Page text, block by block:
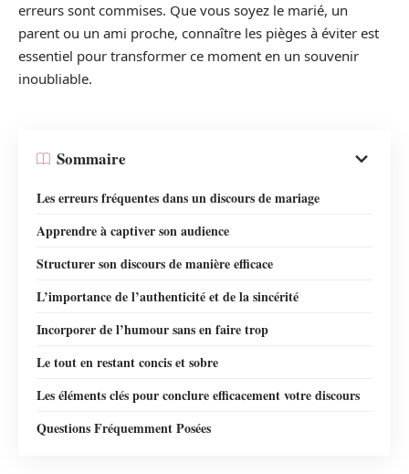
erreurs sont commises. Que vous soyez le marié, un
parent ou un ami proche, connaître les pièges à éviter est
essentiel pour transformer ce moment en un souvenir
inoubliable.
Sommaire
Les erreurs fréquentes dans un discours de mariage
Apprendre à captiver son audience
Structurer son discours de manière efficace
L’importance de l’authenticité et de la sincérité
Incorporer de l’humour sans en faire trop
Le tout en restant concis et sobre
Les éléments clés pour conclure efficacement votre discours
Questions Fréquemment Posées